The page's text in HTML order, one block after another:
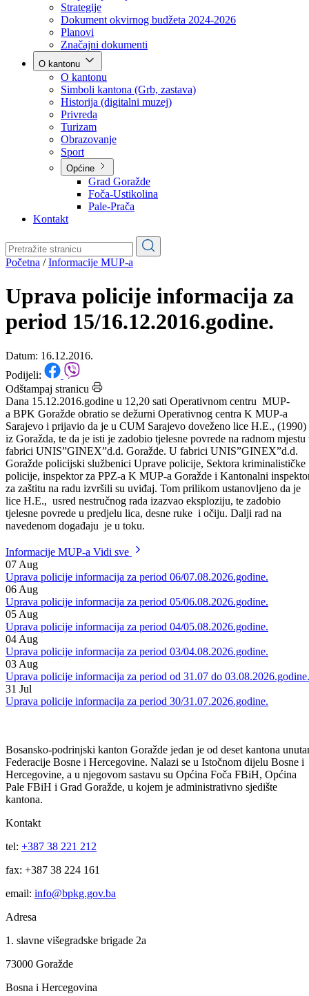
Poslovnik
Program rada Vlade
Ekspoze premijera
Strategije
Dokument okvirnog budžeta 2024-2026
Planovi
Značajni dokumenti
O kantonu
O kantonu
Simboli kantona (Grb, zastava)
Historija (digitalni muzej)
Privreda
Turizam
Obrazovanje
Općine
Pale-Prača
Kontakt
Početna/Informacije MUP-a
Uprava policije informacija za
period 15/16.12.2016.godine.
Datum: 16.12.2016.
Podijeli:
Odštampaj stranicu
Dana 15.12.2016.godine u 12,20 sati Operativnom centru MUP-
a BPK Goražde obratio se dežurni Operativnog centra K MUP-a
Sarajevo i prijavio da je u CUM Sarajevo doveženo lice H.E., (1990)
iz Goražda, te da je isti je zadobio tjelesne povrede na radnom mjestu
fabrici UNIS”GINEX”d.d. Goražde. U fabrici UNIS”GINEX”d.d.
Goražde policijski službenici Uprave policije, Sektora kriminalističke
policije, inspektor za PPZ-a K MUP-a Goražde i Kantonalni
za zaštitu na radu izvršili su uviđaj. Tom prilikom ustanovljeno da je
tjelesne povrede u predjelu lica, desne ruke i očiju. Dalji rad na
navedenom događaju je u toku.
Informacije MUP-a
07Aug
Uprava policije informacija za period 06/07.08.2026.godine.
06Aug
Uprava policije informacija za period 05/06.08.2026.godine.
05Aug
Uprava policije informacija za period 04/05.08.2026.godine.
04Aug
Uprava policije informacija za period 03/04.08.2026.godine.
03Aug